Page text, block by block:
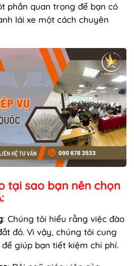
phần quan trọng để bạn có
lái xe một cách chuyên
tại sao bạn nên chọn
: Chúng tôi hiểu rằng việc đào
đỏ. Vì vậy, chúng tôi cung
giúp bạn tiết kiệm chi phí.